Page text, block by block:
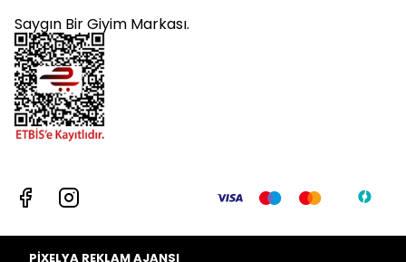
Saygın Bir Giyim Markası.
PİXELYA REKLAM AJANSI